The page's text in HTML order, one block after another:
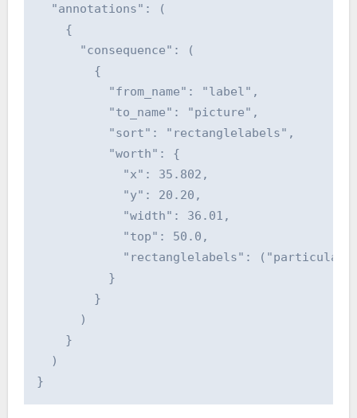
  "annotations": (
    {
      "consequence": (
        {
          "from_name": "label",
          "to_name": "picture",
          "sort": "rectanglelabels",
          "worth": {
            "x": 35.802,
            "y": 20.20,
            "width": 36.01,
            "top": 50.0,
"rectanglelabels": ("particular
          }
        }
      )
    }
  )
}